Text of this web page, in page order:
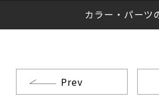
カラー・パーツ
Prev